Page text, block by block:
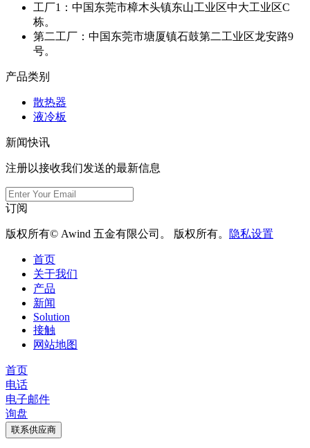
工厂1：中国东莞市樟木头镇东山工业区中大工业区C
栋。
第二工厂：中国东莞市塘厦镇石鼓第二工业区龙安路9
号。
产品类别
散热器
液冷板
新闻快讯
注册以接收我们发送的最新信息
订阅
版权所有© Awind 五金有限公司。 版权所有。 隐私设置
首页
关于我们
产品
新闻
Solution
接触
网站地图
首页
电话
电子邮件
询盘
联系供应商